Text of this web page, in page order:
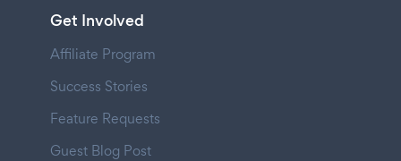
Get Involved
Affiliate Program
Success Stories
Feature Requests
Guest Blog Post